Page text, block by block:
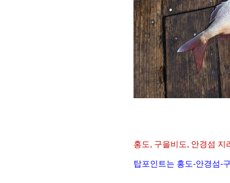
홍도, 구을비도, 안경섬 지
탑포인트는 홍도-안경섬-